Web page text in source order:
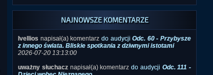
NAJNOWSZE KOMENTARZE
Ivellios napisał(a) komentarz do audycjiOdc. 60 - Przybysze
z innego świata. Bliskie spotkania z dziwnymi istotami
2026-07-20 13:13:00
uważny słuchacznapisał(a) komentarz do audycji Odc. 111 -